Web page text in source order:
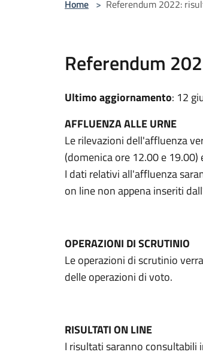
Home > Referendum 2022:
Referendum
Ultimo aggiornamento: 12
AFFLUENZA ALLE URNE
Le rilevazioni dell'affluenza
(domenica ore 12.00 e
I dati relativi all'affluenza
on line non appena inseriti
OPERAZIONI DI SCRUTINIO
Le operazioni di scrutinio
delle operazioni di voto.
RISULTATI ON LINE
I risultati saranno consultabili